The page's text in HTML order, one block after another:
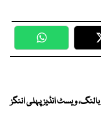
WhatsApp
ویسٹ انڈیز پہلی اننگز